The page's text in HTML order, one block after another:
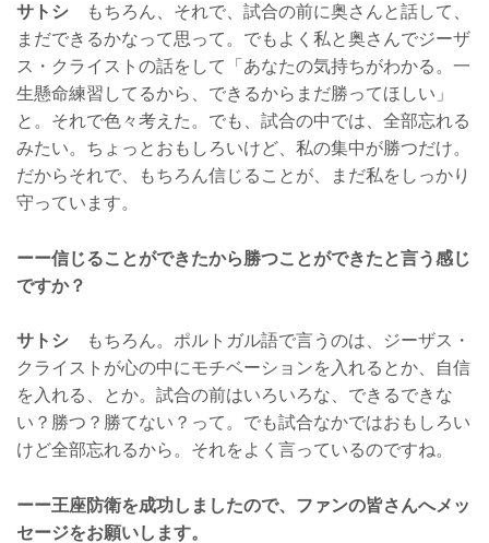
サトシ もちろん、それで、試合の前に奥さんと話して、
まだできるかなって思って。でもよく私と奥さんでジーザ
ス・クライストの話をして「あなたの気持ちがわかる。一
生懸命練習してるから、できるからまだ勝ってほしい」
と。それで色々考えた。でも、試合の中では、全部忘れる
みたい。ちょっとおもしろいけど、私の集中が勝つだけ。
だからそれで、もちろん信じることが、まだ私をしっかり
守っています。
ーー信じることができたから勝つことができたと言う感じ
ですか？
サトシ もちろん。ポルトガル語で言うのは、ジーザス・
クライストが心の中にモチベーションを入れるとか、自信
を入れる、とか。試合の前はいろいろな、できるできな
い？勝つ？勝てない？って。でも試合なかではおもしろい
けど全部忘れるから。それをよく言っているのですね。
ーー王座防衛を成功しましたので、ファンの皆さんへメッ
セージをお願いします。